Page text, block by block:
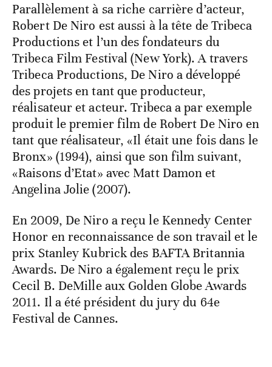
Parallèlement à sa riche carrière d’acteur,
Robert De Niro est aussi à la tête de Tribeca
Productions et l’un des fondateurs du
Tribeca Film Festival (New York). A travers
Tribeca Productions, De Niro a développé
des projets en tant que producteur,
réalisateur et acteur. Tribeca a par exemple
produit le premier film de Robert De Niro en
tant que réalisateur, «Il était une fois dans le
Bronx» (1994), ainsi que son film suivant,
«Raisons d’Etat» avec Matt Damon et
Angelina Jolie (2007).
En 2009, De Niro a reçu le Kennedy Center
Honor en reconnaissance de son travail et le
prix Stanley Kubrick des BAFTA Britannia
Awards. De Niro a également reçu le prix
Cecil B. DeMille aux Golden Globe Awards
2011. Il a été président du jury du 64e
Festival de Cannes.